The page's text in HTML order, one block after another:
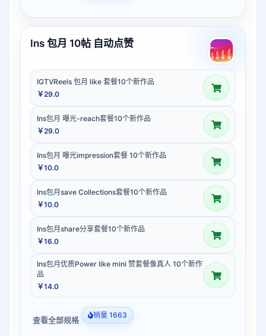
Ins 包月 10帖 自动点赞
IGTVReels 包月 like 套餐10个新作品
￥29.0
Ins包月 曝光-reach套餐10个新作品
￥29.0
Ins包月 曝光impression套餐 10个新作品
￥10.0
Ins包月save Collections套餐10个新作品
￥10.0
Ins包月share分享套餐10个新作品
￥16.0
Ins包月优质Power like mini 赞套餐像真人 10个新作
品
￥14.0
查看全部规格 销量 1663